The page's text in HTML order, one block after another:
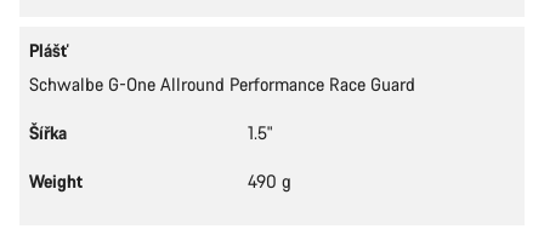
Plášť
Schwalbe G-One Allround Performance Race Guard
Šířka 1.5"
Weight 490 g